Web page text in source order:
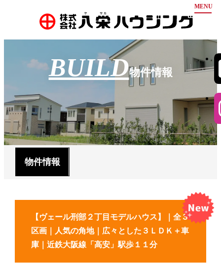
お知らせ
弊社について
安心の保証
不動産買取
会社案内
代表挨拶
会社概要
会社沿革
アクセス
お問い合わせ
BUILD物件情報
物件情報
【ヴェール刑部２丁目モデルハウス】｜全３
区画｜人気の角地｜広々とした３ＬＤＫ＋車
庫｜近鉄大阪線「高安」駅歩１１分